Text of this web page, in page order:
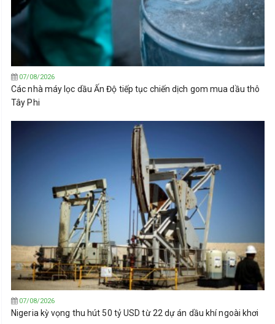
07/08/2026
Các nhà máy lọc dầu Ấn Độ tiếp tục chiến dịch gom mua dầu thô
Tây Phi
07/08/2026
Nigeria kỳ vọng thu hút 50 tỷ USD từ 22 dự án dầu khí ngoài khơi